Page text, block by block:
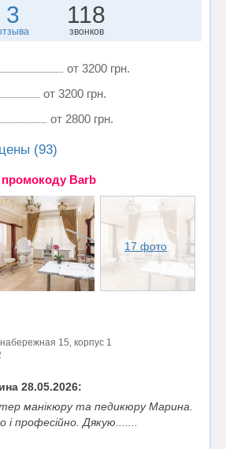
3 118
звонков
от 3200 грн.
от 3200 грн.
от 2800 грн.
(93)
промокоду Barb
17 фото
15, корпус 1
28.05.2026:
манікюру та педикюру Марина.
професійно. Дякую.......